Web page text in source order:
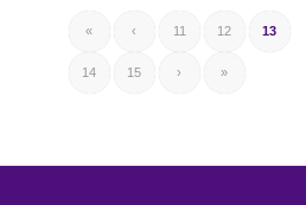
« ‹ 11 12 13
14 15 › »